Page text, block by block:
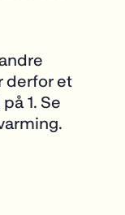
derforet
1. Se
.